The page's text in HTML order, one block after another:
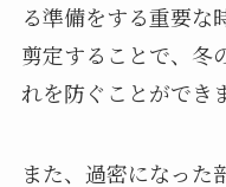
る準備をする重要な
剪定することで、冬
れを防ぐことができ
また、過密になった